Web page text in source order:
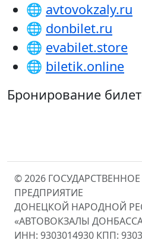
🌐 avtovokzaly.ru
🌐 donbilet.ru
🌐 evabilet.store
🌐 biletik.online
Бронирование
© 2026
ПРЕДПРИЯТИЕ
ДОНЕЦКОЙ НАРОДНОЙ
«АВТОВОКЗАЛЫ
ИНН: 9303014930 КПП: